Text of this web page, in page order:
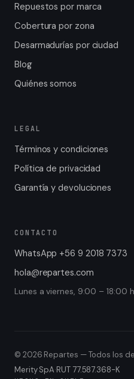
Repuestos por marca
Cobertura por zona
Desarmadurías por ciudad
Blog
Quiénes somos
LEGAL
Términos y condiciones
Política de privacidad
Garantía y devoluciones
CONTACTO
WhatsApp +56 9 2018 7373
hola@repartes.com
Lunes a viernes, 9:00 – 18:00
© 2026 Repartes — Todos los
Merity SpA·RUT 77.587.368-K